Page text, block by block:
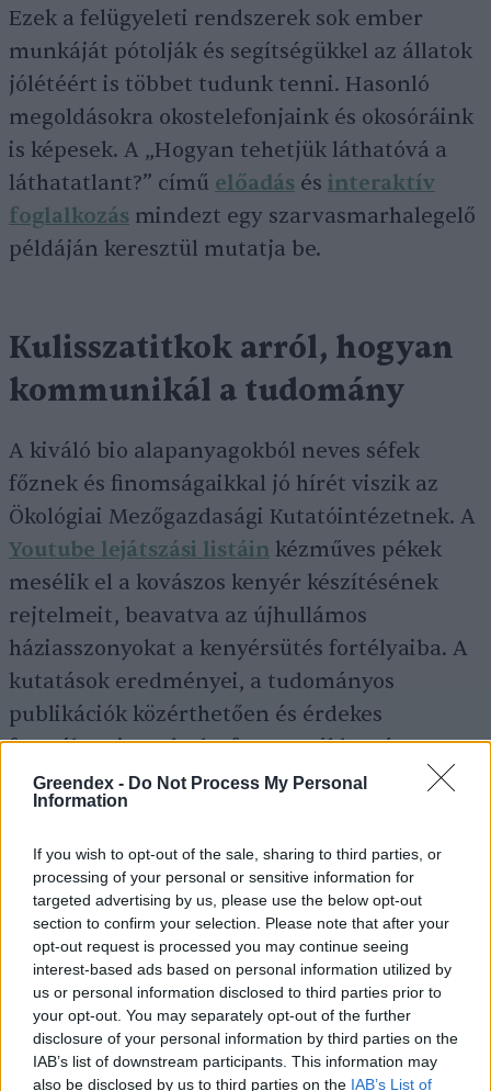
Greendex - Do Not Process My Personal
Information
If you wish to opt-out of the sale, sharing to third parties, or
processing of your personal or sensitive information for
targeted advertising by us, please use the below opt-out
section to confirm your selection. Please note that after your
opt-out request is processed you may continue seeing
interest-based ads based on personal information utilized by
us or personal information disclosed to third parties prior to
your opt-out. You may separately opt-out of the further
disclosure of your personal information by third parties on the
IAB’s list of downstream participants. This information may
also be disclosed by us to third parties on the IAB’s List of
Ezek a felügyeleti rendszerek sok ember
munkáját pótolják és segítségükkel az állatok
jólétéért is többet tudunk tenni. Hasonló
megoldásokra okostelefonjaink és okosóráink
is képesek. A „Hogyan tehetjük láthatóvá a
láthatatlant?” című előadás és interaktív
foglalkozás mindezt egy szarvasmarhalegelő
példáján keresztül mutatja be.
Kulisszatitkok arról, hogyan
kommunikál a tudomány
A kiváló bio alapanyagokból neves séfek
főznek és finomságaikkal jó hírét viszik az
Ökológiai Mezőgazdasági Kutatóintézetnek. A
Youtube lejátszási listáin kézműves pékek
mesélik el a kovászos kenyér készítésének
rejtelmeit, beavatva az újhullámos
háziasszonyokat a kenyérsütés fortélyaiba. A
kutatások eredményei, a tudományos
publikációk közérthetően és érdekes
formában jutnak el a fogyasztókhoz és a
kiskerteket öko módon megművelő
kertészekhez. Az egyik rendhagyó, kiváló
példája a tudás megosztásának pont a
Kutatók Éjszakája. A többi kommunikációs
érdekességet külön előadás keretében
mutatja be az ÖMKi marketing szakembere. A
bemutatóból nem maradhatnak ki a
kutatóintézet Highlights of Hungarydíjas
tájfajtaparadicsomai sem. A péntekielőadás
után ezúttal zamatosparadicsomlevet